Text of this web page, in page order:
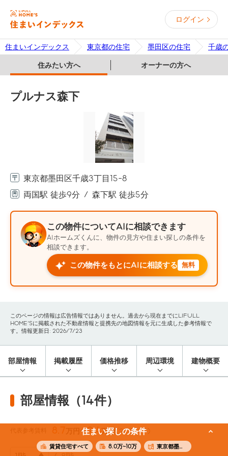
ログイン
住まいインデックス 東京都の住宅 墨田区の住宅 千歳
住みたい方へ オーナーの方へ
住まい探しの条件
賃貸住宅すべて 8.0万~10万 東京都墨田区
プルナス森下
東京都墨田区千歳3丁目15-8
両国駅 徒歩9分
森下駅 徒歩5分
この物件についてAIに相談できます
AIホームズくんに、物件の見方や住まい探しの条件を
相談できます。
この物件をもとにAIに相談する 無料
このページの情報は広告情報ではありません。過去から現在までにLIFULL
HOME'Sに掲載された不動産情報と提携先の地図情報を元に生成した参考情報で
す。情報更新日: 2026/7/23
部屋情報 掲載履歴 価格推移 周辺環境 建物概要
部屋情報（14件）
8.7 万円〜9.4万円(24.24m²)